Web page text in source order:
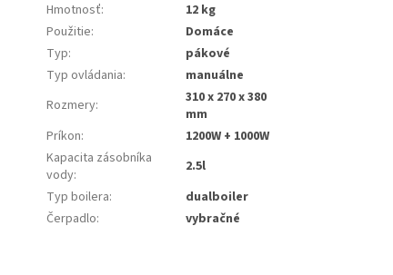
Hmotnosť:
12 kg
Použitie:
Domáce
Typ:
pákové
Typ ovládania:
manuálne
Rozmery:
310 x 270 x 380
mm
Príkon:
1200W + 1000W
Kapacita zásobníka
vody:
2.5l
Typ boilera:
dualboiler
Čerpadlo: vybračné